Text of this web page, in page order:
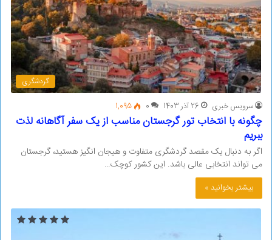
گردشگری
سرویس خبری 26 آذر 1403 0
1,095
چگونه با انتخاب تور گرجستان مناسب از یک سفر آگاهانه لذت
ببریم
اگر به دنبال یک مقصد گردشگری متفاوت و هیجان انگیز هستید، گرجستان
می تواند انتخابی عالی باشد. این کشور کوچک…
بیشتر بخوانید »